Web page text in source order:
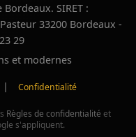
SIRET :
33200 Bordeaux -
29
et modernes
| Confidentialité
Règles de confidentialité et
s'appliquent.